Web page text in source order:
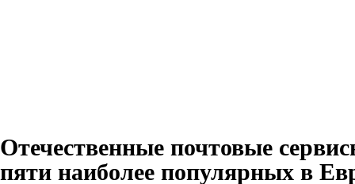
Отечественные почтовые
пяти наиболее популярных в